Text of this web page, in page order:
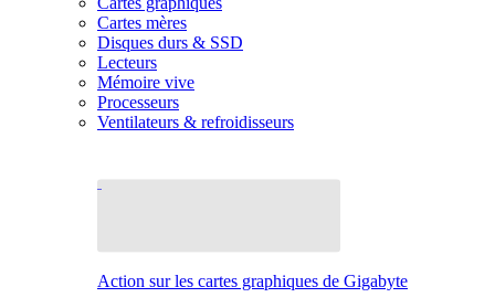
Cartes mères
Disques durs & SSD
Lecteurs
Mémoire vive
Processeurs
Ventilateurs & refroidisseurs
Action sur les cartes graphiques de Gigabyte